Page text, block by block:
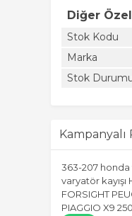
Diğer
Stok Kodu
Marka
Stok
Kampanyalı
363-207
varyatör kayışı
FORSIGHT
PIAGGIO X9 250